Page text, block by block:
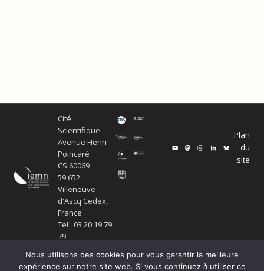
Cité
Scientifique
Avenue Henri
Poincaré
CS 60069
59 652
Villeneuve
d'Ascq Cedex,
France
Tel : 03 20 19 79
79
Plan
du
site
Nous utilisons des cookies pour vous garantir la meilleure
expérience sur notre site web. Si vous continuez à utiliser ce